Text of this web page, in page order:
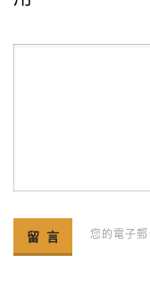
您的電子